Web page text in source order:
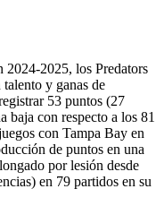
2024-2025, los Predators
y ganas de
53 puntos (27
baja con respecto a los 81
con Tampa Bay en
de puntos en una
por lesión desde
en 79 partidos en su